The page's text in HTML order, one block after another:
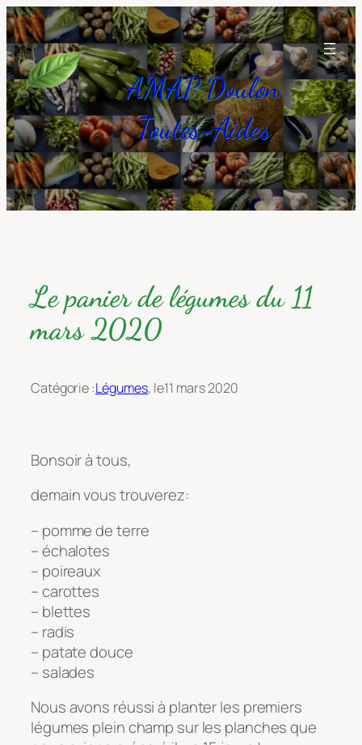
Aller
au
contenu
AMAP Doulon
Toutes-Aides
Le panier de légumes du 11
mars 2020
Catégorie :Légumes, le11 mars 2020
Bonsoir à tous,
demain vous trouverez:
– pomme de terre
– échalotes
– poireaux
– carottes
– blettes
– radis
– patate douce
– salades
Nous avons réussi à planter les premiers
légumes plein champ sur les planches que